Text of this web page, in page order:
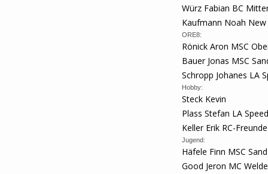
Würz Fabian BC
Kaufmann Noah New
ORE8:
Rönick Aron MSC
Bauer Jonas MSC
Schropp Johanes LA
Hobby:
Steck Kevin
Plass Stefan LA
Keller Erik RC-
Jugend:
Häfele Finn MSC Sand
Good Jeron MC